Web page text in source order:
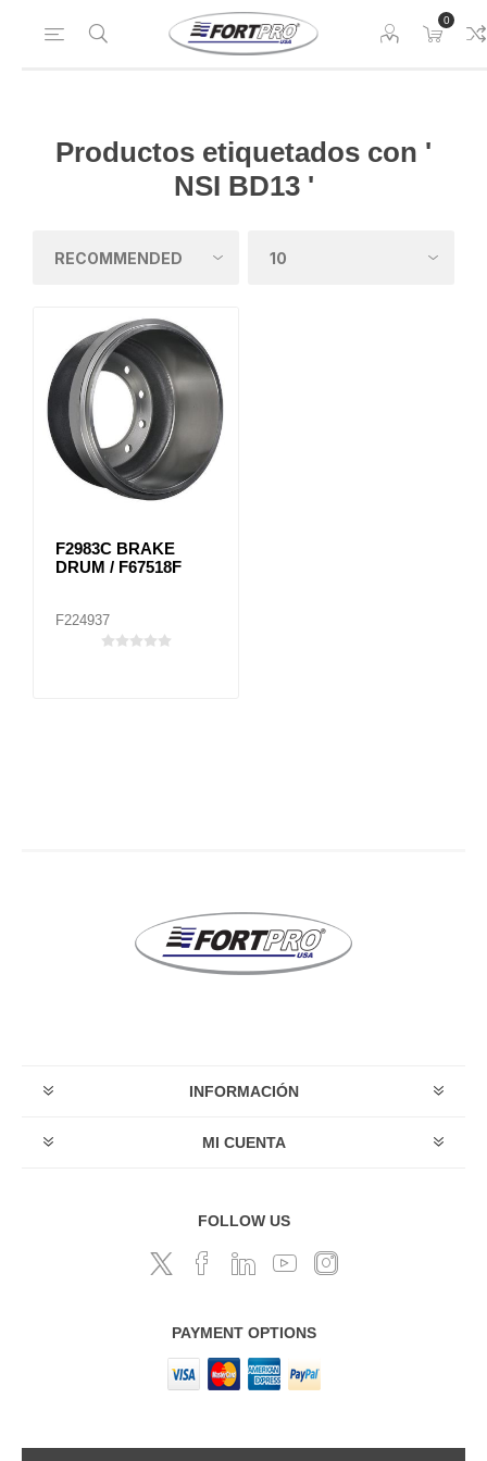
0
Productos etiquetados con '
NSI BD13 '
F2983C BRAKE
DRUM / F67518F
F224937
INFORMACIÓN
MI CUENTA
FOLLOW US
PAYMENT OPTIONS